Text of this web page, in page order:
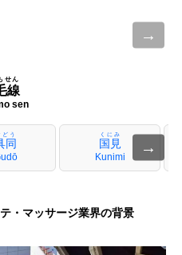
→
線
せん
sen
同
どう
国見
くにみ
Kunimi
→
・マッサージ業界の背景